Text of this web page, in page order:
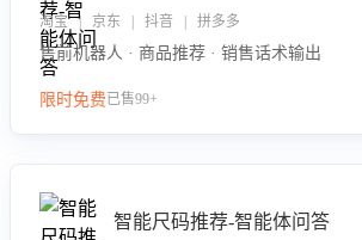
淘宝 | 京东 | 抖音 | 拼多多
售前机器人 · 商品推荐 · 销售话术输出
限时免费已售99+
智能尺码推荐-智能体问答